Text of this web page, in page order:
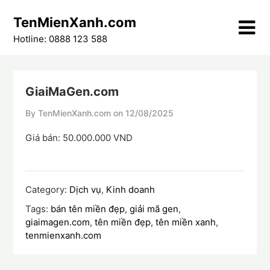
content
TenMienXanh.com
Hotline: 0888 123 588
GiaiMaGen.com
By TenMienXanh.com on 12/08/2025
Giá bán: 50.000.000 VND
Category: Dịch vụ, Kinh doanh
Tags: bán tên miền đẹp,giải mã gen,
giaimagen.com,tên miền đẹp,tên miền xanh,
tenmienxanh.com